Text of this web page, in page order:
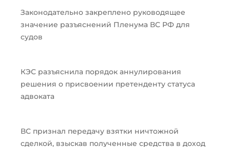
Законодательно закреплено руководящее
значение разъяснений Пленума ВС РФ для
судов
КЭС разъяснила порядок аннулирования
решения о присвоении претенденту статуса
адвоката
ВС признал передачу взятки ничтожной
сделкой, взыскав полученные средства в доход